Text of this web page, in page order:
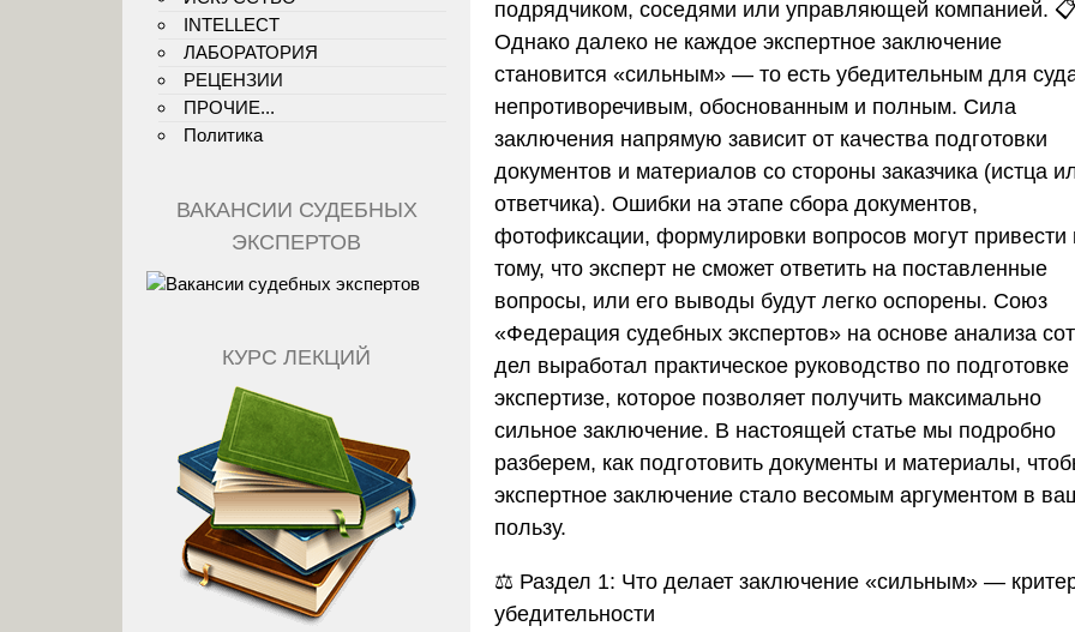
подрядчиком, соседями или управляющей компанией.
Однако далеко не каждое экспертное заключение
становится «сильным» — то есть убедительным для
непротиворечивым, обоснованным и полным. Сила
заключения напрямую зависит от качества подготовки
документов и материалов со стороны заказчика (истца
ответчика). Ошибки на этапе сбора документов,
фотофиксации, формулировки вопросов могут привести
тому, что эксперт не сможет ответить на поставленные
вопросы, или его выводы будут легко оспорены. Союз
«Федерация судебных экспертов» на основе анализа
дел выработал практическое руководство по подготовке
экспертизе, которое позволяет получить максимально
сильное заключение. В настоящей статье мы подробно
разберем, как подготовить документы и материалы,
экспертное заключение стало весомым аргументом в
пользу.
⚖️ Раздел 1: Что делает заключение «сильным» —
убедительности
INTELLECT
ЛАБОРАТОРИЯ
РЕЦЕНЗИИ
ПРОЧИЕ...
Политика
ВАКАНСИИ СУДЕБНЫХ
ЭКСПЕРТОВ
КУРС ЛЕКЦИЙ